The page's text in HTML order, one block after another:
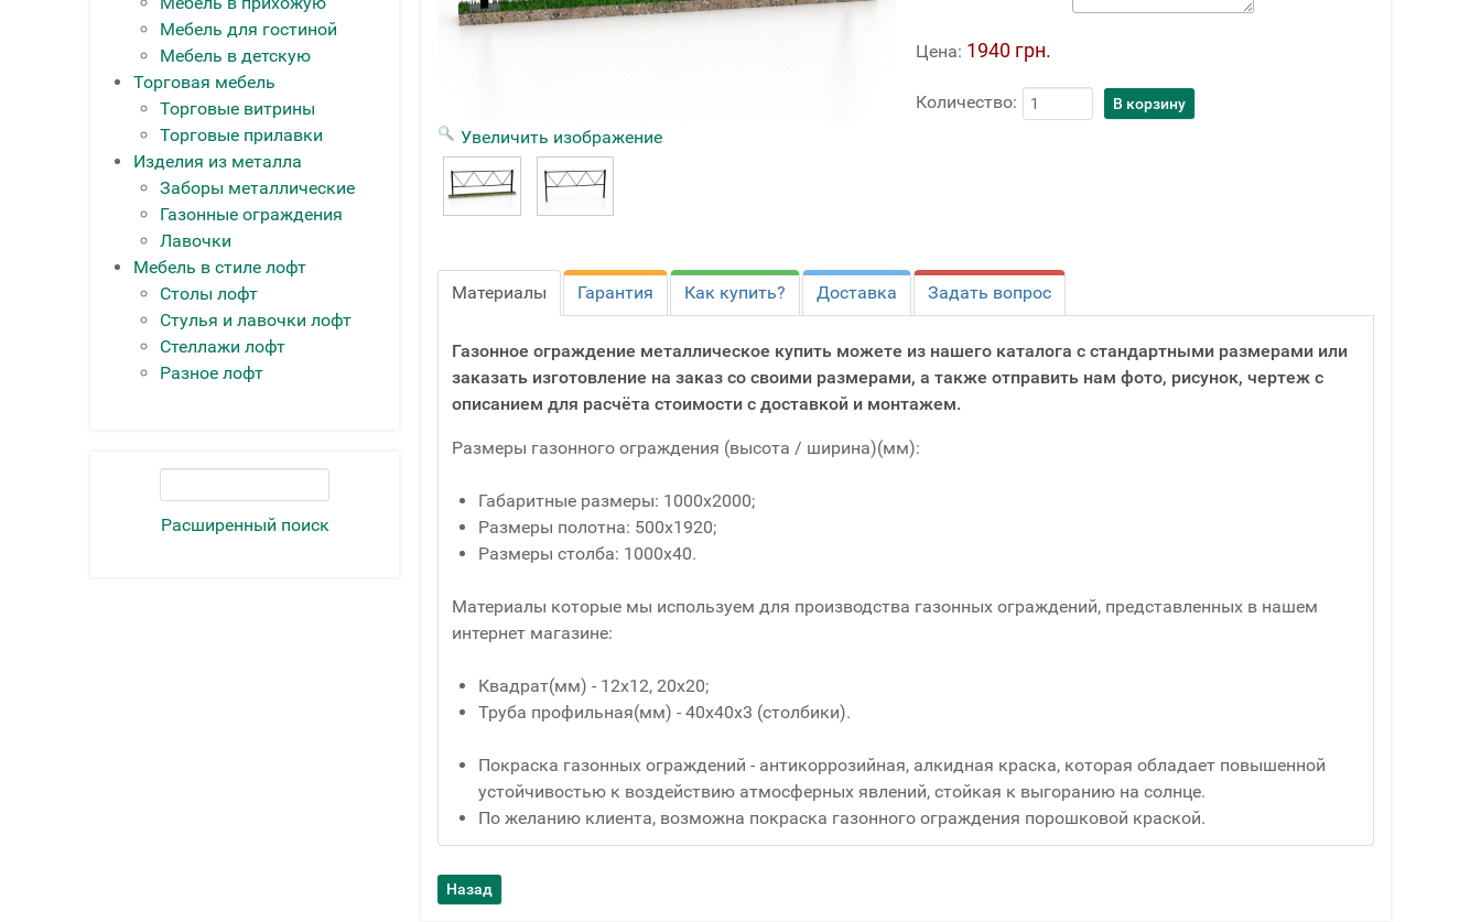
Мебель для гостиной
Мебель в детскую
Торговая мебель
Торговые витрины
Торговые прилавки
Изделия из металла
Заборы металлические
Газонные ограждения
Лавочки
Мебель в стиле лофт
Столы лофт
Стулья и лавочки лофт
Стеллажи лофт
Разное лофт
Расширенный поиск
Увеличить изображение
Цена: 1940 грн.
Количество:
Материалы Гарантия Как купить? Доставка Задать вопрос
Газонное ограждение металлическое купить можете из нашего каталога с стандартными размерами или
заказать изготовление на заказ со своими размерами, а также отправить нам фото, рисунок, чертеж с
описанием для расчёта стоимости с доставкой и монтажем.
Размеры газонного ограждения (высота / ширина)(мм):
Габаритные размеры: 1000х2000;
Размеры полотна: 500х1920;
Размеры столба: 1000х40.
Материалы которые мы используем для производства газонных ограждений, представленных в нашем
интернет магазине:
Квадрат(мм) - 12x12, 20x20;
Труба профильная(мм) - 40x40x3 (столбики).
Покраска газонных ограждений - антикоррозийная, алкидная краска, которая обладает повышенной
устойчивостью к воздействию атмосферных явлений, стойкая к выгоранию на солнце.
По желанию клиента, возможна покраска газонного ограждения порошковой краской.